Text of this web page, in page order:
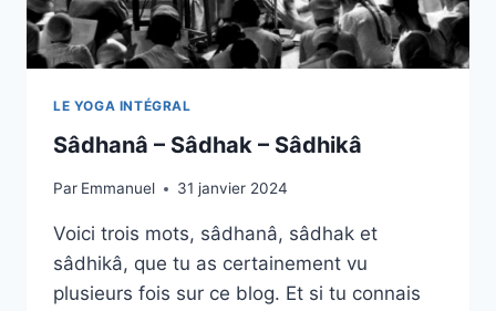
LE YOGA INTÉGRAL
Sâdhanâ – Sâdhak – Sâdhikâ
Par Emmanuel 31 janvier 2024
Voici trois mots, sâdhanâ, sâdhak et
sâdhikâ, que tu as certainement vu
plusieurs fois sur ce blog. Et si tu connais